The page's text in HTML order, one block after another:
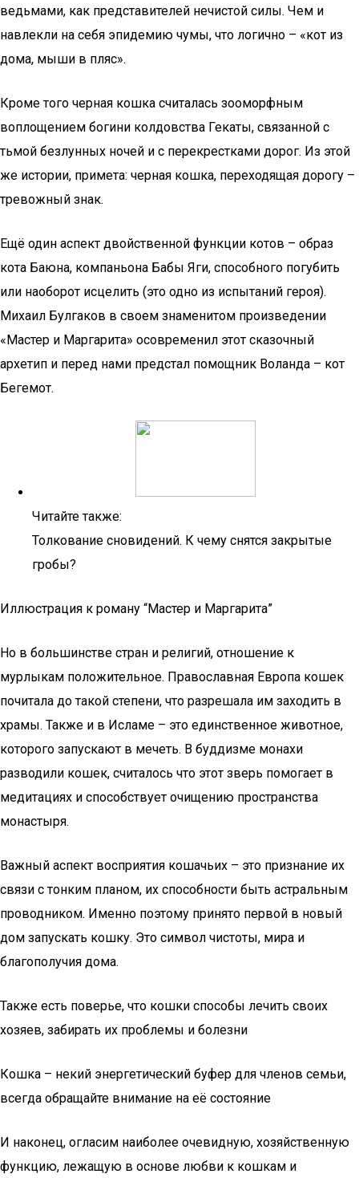
ведьмами, как представителей нечистой силы. Чем и
навлекли на себя эпидемию чумы, что логично – «кот из
дома, мыши в пляс».
Кроме того черная кошка считалась зооморфным
воплощением богини колдовства Гекаты, связанной с
тьмой безлунных ночей и с перекрестками дорог. Из этой
же истории, примета: черная кошка, переходящая дорогу –
тревожный знак.
Ещё один аспект двойственной функции котов – образ
кота Баюна, компаньона Бабы Яги, способного погубить
или наоборот исцелить (это одно из испытаний героя).
Михаил Булгаков в своем знаменитом произведении
«Мастер и Маргарита» осовременил этот сказочный
архетип и перед нами предстал помощник Воланда – кот
Бегемот.
Читайте также:
Толкование сновидений. К чему снятся закрытые
гробы?
Иллюстрация к роману “Мастер и Маргарита”
Но в большинстве стран и религий, отношение к
мурлыкам положительное. Православная Европа кошек
почитала до такой степени, что разрешала им заходить в
храмы. Также и в Исламе – это единственное животное,
которого запускают в мечеть. В буддизме монахи
разводили кошек, считалось что этот зверь помогает в
медитациях и способствует очищению пространства
монастыря.
Важный аспект восприятия кошачьих – это признание их
связи с тонким планом, их способности быть астральным
проводником. Именно поэтому принято первой в новый
дом запускать кошку. Это символ чистоты, мира и
благополучия дома.
Также есть поверье, что кошки способы лечить своих
хозяев, забирать их проблемы и болезни
Кошка – некий энергетический буфер для членов семьи,
всегда обращайте внимание на её состояние
И наконец, огласим наиболее очевидную, хозяйственную
функцию, лежащую в основе любви к кошкам и